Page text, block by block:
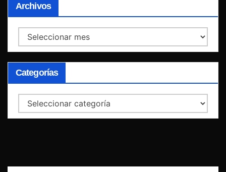
Archivos
Archivos
Categorías
Categorías